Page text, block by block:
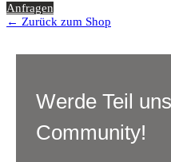
Anfragen
← Zurück zum Shop
Werde Teil
Community!